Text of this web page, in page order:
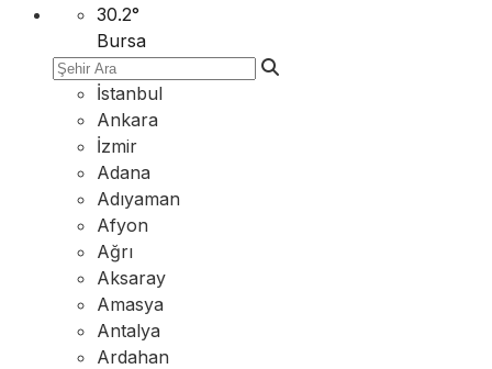
30.2°
Bursa
İstanbul
Ankara
İzmir
Adana
Adıyaman
Afyon
Ağrı
Aksaray
Amasya
Antalya
Ardahan